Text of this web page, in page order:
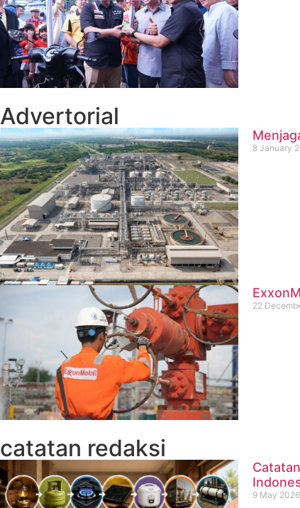
Advertorial
8 January
22
catatan redaksi
9 May 2026